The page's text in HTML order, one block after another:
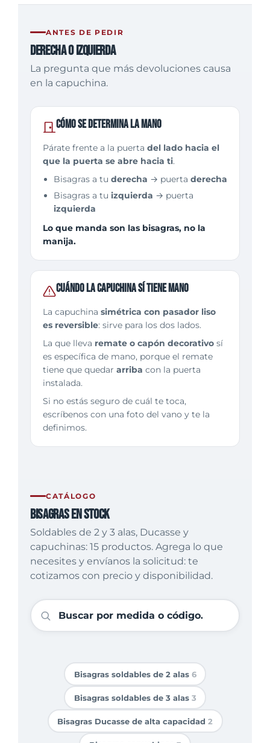
ANTES DE PEDIR
Derecha o izquierda
La pregunta que más devoluciones causa
en la capuchina.
Cómo se determina la mano
Párate frente a la puerta del lado hacia el
que la puerta se abre hacia ti.
Bisagras a tu derecha → puerta derecha
Bisagras a tu izquierda → puerta
izquierda
Lo que manda son las bisagras, no la
manija.
Cuándo la capuchina sí tiene mano
La capuchina simétrica con pasador liso
es reversible: sirve para los dos lados.
La que lleva remate o capón decorativosí
es específica de mano, porque el remate
tiene que quedar arriba con la puerta
instalada.
Si no estás seguro de cuál te toca,
escríbenos con una foto del vano y te la
definimos.
CATÁLOGO
Bisagras en stock
Soldables de 2 y 3 alas, Ducasse y
capuchinas: 15 productos. Agrega lo que
necesites y envíanos la solicitud: te
cotizamos con precio y disponibilidad.
Bisagras soldables de 2 alas 6
Bisagras soldables de 3 alas 3
Bisagras Ducasse de alta capacidad 2